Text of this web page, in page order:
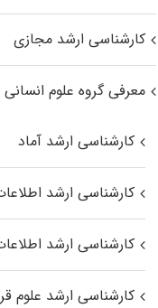
کارشناسی ارشد مجازی
معرفی گروه علوم
کارشناسی ارشد آماد
کارشناسی ارشد
کارشناسی ارشد
کارشناسی ارشد علوم